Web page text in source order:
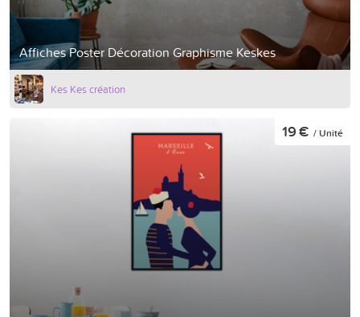
Affiches Poster Décoration Graphisme Keskes
Kes Kes création
19 € / Unité